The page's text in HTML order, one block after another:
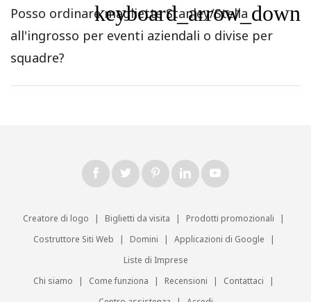
Posso ordinare magliette Stanley/Stella
all'ingrosso per eventi aziendali o divise per
squadre?
keyboard_arrow_down
Creatore di logo | Biglietti da visita | Prodotti promozionali
|
Costruttore Siti Web
| Domini | Applicazioni di Google
|
Liste di Imprese
Chi siamo
| Come funziona | Recensioni | Contattaci
|